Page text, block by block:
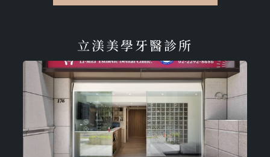
立渼美學牙醫診所